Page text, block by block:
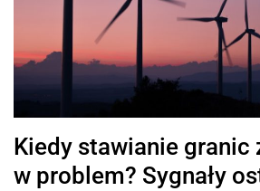
Kiedy stawianie granic
w problem? Sygnały